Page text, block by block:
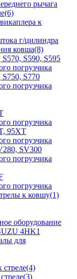
рычага
к
г/цилиндра
ковша(8)
S590, S595
погрузчика
S750, S770
погрузчика
погрузчика
95XT
погрузчика
SV300
погрузчика
погрузчика
к ковшу(1)
оборудование
4HK1
для
стреле(4)